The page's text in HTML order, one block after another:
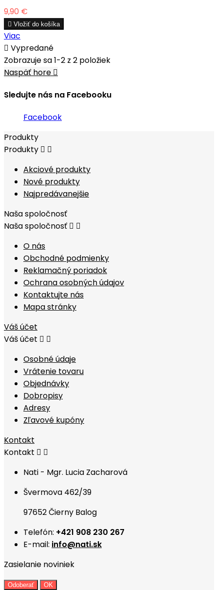
Cena
9,90 €
 Vložiť do košíka
Viac
 Vypredané
Zobrazuje sa 1-2 z 2 položiek
Naspäť hore 
Sledujte nás na Facebooku
Facebook
Produkty
Produkty  
Akciové produkty
Nové produkty
Najpredávanejšie
Naša spoločnosť
Naša spoločnosť  
O nás
Obchodné podmienky
Reklamačný poriadok
Ochrana osobných údajov
Kontaktujte nás
Mapa stránky
Váš účet
Váš účet  
Osobné údaje
Vrátenie tovaru
Objednávky
Dobropisy
Adresy
Zľavové kupóny
Kontakt
Kontakt  
Nati - Mgr. Lucia Zacharová
Švermova 462/39
97652 Čierny Balog
Telefón: +421 908 230 267
E-mail: info@nati.sk
Zasielanie noviniek